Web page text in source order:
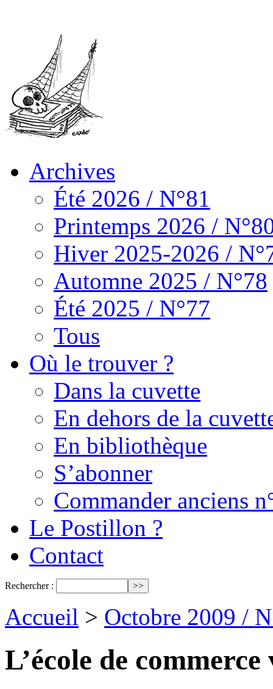
Archives
Été 2026 / N°81
Printemps 2026 /
Hiver 2025-2026 /
Automne 2025 / N°78
Été 2025 / N°77
Tous
Où le trouver ?
Dans la cuvette
En dehors de la
En bibliothèque
S’abonner
Commander anciens
Le Postillon ?
Contact
Rechercher :
Accueil > Octobre 2009 /
L’école de